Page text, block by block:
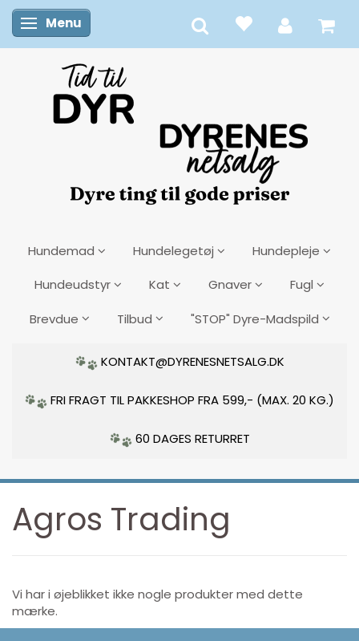
Skifte navigation
Menu
Hundemad Hundelegetøj Hundepleje
Hundeudstyr Kat Gnaver Fugl
Brevdue Tilbud "STOP" Dyre-Madspild
KONTAKT@DYRENESNETSALG.DK
FRI FRAGT TIL PAKKESHOP FRA 599,- (MAX. 20 KG.)
60 DAGES RETURRET
Agros Trading
Vi har i øjeblikket ikke nogle produkter med dette
mærke.